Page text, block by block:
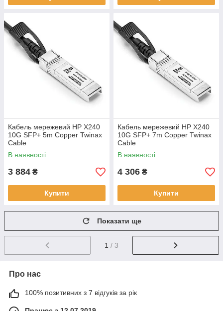
Кабель мережевий HP X240
10G SFP+ 5m Copper Twinax
Cable
В наявності
3 884 ₴
Купити
Кабель мережевий HP X240
10G SFP+ 7m Copper Twinax
Cable
В наявності
4 306 ₴
Купити
Показати ще
1 / 3
Про нас
100% позитивних з 7 відгуків за рік